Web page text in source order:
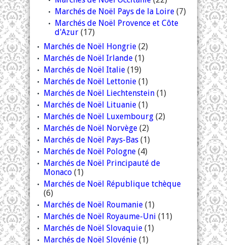
Marchés de Noël Pays de la Loire (7)
Marchés de Noël Provence et Côte
d'Azur (17)
Marchés de Noël Hongrie (2)
Marchés de Noël Irlande (1)
Marchés de Noël Italie (19)
Marchés de Noël Lettonie (1)
Marchés de Noël Liechtenstein (1)
Marchés de Noël Lituanie (1)
Marchés de Noël Luxembourg (2)
Marchés de Noël Norvège (2)
Marchés de Noël Pays-Bas (1)
Marchés de Noël Pologne (4)
Marchés de Noël Principauté de
Monaco (1)
Marchés de Noël République tchèque
(6)
Marchés de Noël Roumanie (1)
Marchés de Noël Royaume-Uni (11)
Marchés de Noël Slovaquie (1)
Marchés de Noël Slovénie (1)